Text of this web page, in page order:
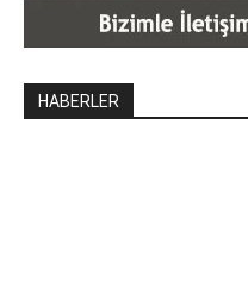
HABERLER